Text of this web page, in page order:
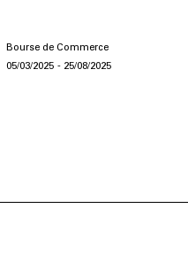
Bourse de Commerce
05/03/2025
25/08/2025